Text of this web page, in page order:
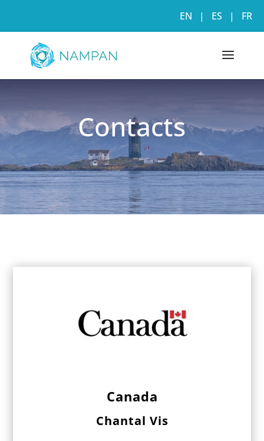
EN | ES | FR
Contacts
Canada
Chantal Vis